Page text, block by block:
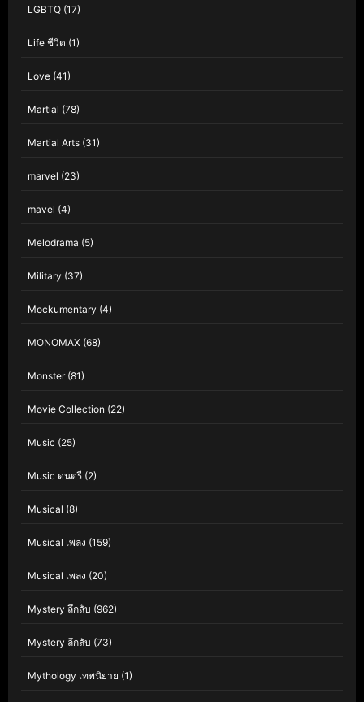
LGBTQ (17)
Life ชีวิต (1)
Love (41)
Martial (78)
Martial Arts (31)
marvel (23)
mavel (4)
Melodrama (5)
Military (37)
Mockumentary (4)
MONOMAX (68)
Monster(81)
Movie Collection (22)
Music (25)
Music ดนตรี (2)
Musical (8)
Musical เพลง (159)
Musical เพลง (20)
Mystery ลึกลับ (962)
Mystery ลึกลับ (73)
Mythology เทพนิยาย (1)